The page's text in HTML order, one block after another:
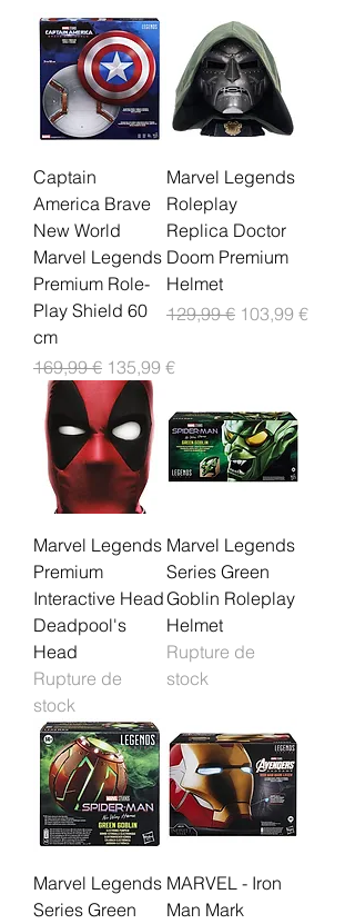
Captain
America Brave
New World
Marvel Legends
Premium Role-
Play Shield 60
cm
Prix original
169,99 € Prix promotionnel
135,99 €
Marvel Legends
Roleplay
Replica Doctor
Doom Premium
Helmet
Prix original
129,99 € Prix
103,99 €
Marvel Legends
Premium
Interactive Head
Deadpool's
Head
Rupture de
stock
Marvel Legends
Series Green
Goblin Roleplay
Helmet
Rupture de
stock
Marvel Legends
Series Green
MARVEL - Iron
Man Mark